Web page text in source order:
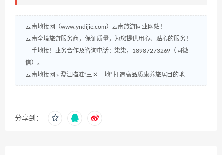
云南地接网（www.yndijie.com）云南旅游同业网站！
云南全境旅游服务商，保证质量，为您提供用心、贴心的服务！
一手地接！业务合作及咨询电话：柒柒，18987273269（同微
信）。
云南地接网 » 澄江瞄准“三区一地” 打造高品质康养旅居目的地
分享到：